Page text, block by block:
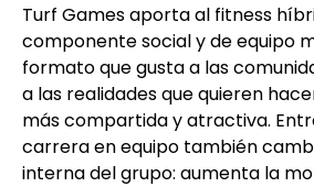
Turf Games aporta al fitness
componente social y de equipo
formato que gusta a las
a las realidades que quieren
más compartida y atractiva.
carrera en equipo también
interna del grupo: aumenta la